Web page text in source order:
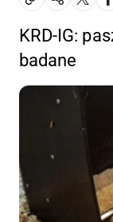
KRD-IG:
badane